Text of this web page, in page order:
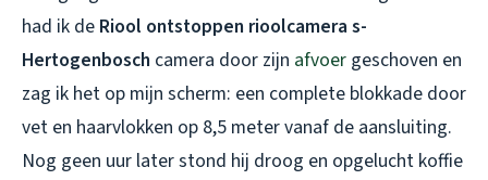
had ik de Riool ontstoppen rioolcamera s-
Hertogenbosch camera door zijn afvoer geschoven en
zag ik het op mijn scherm: een complete blokkade door
vet en haarvlokken op 8,5 meter vanaf de aansluiting.
Nog geen uur later stond hij droog en opgelucht koffie